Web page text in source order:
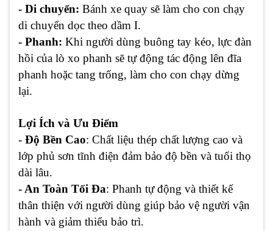
- Di chuyển: Bánh xe quay sẽ làm cho con chạy
di chuyển dọc theo dầm I.
- Phanh: Khi người dùng buông tay kéo, lực đàn
hồi của lò xo phanh sẽ tự động tác động lên đĩa
phanh hoặc tang trống, làm cho con chạy dừng
lại.
Lợi Ích và Ưu Điểm
- Độ Bền Cao: Chất liệu thép chất lượng cao và
lớp phủ sơn tĩnh điện đảm bảo độ bền và tuổi thọ
dài lâu.
- An Toàn Tối Đa: Phanh tự động và thiết kế
thân thiện với người dùng giúp bảo vệ người vận
hành và giảm thiểu bảo trì.